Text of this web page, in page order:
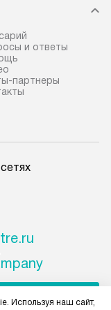
и ответы
партнеры
Используя наш сайт,